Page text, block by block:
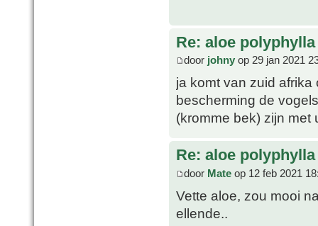
Re: aloe polyphylla
door johny op 29 jan 2021
ja komt van zuid
bescherming de
(kromme bek) zijn met
Re: aloe polyphylla
door Mate op 12 feb 2021
Vette aloe, zou mooi
ellende..